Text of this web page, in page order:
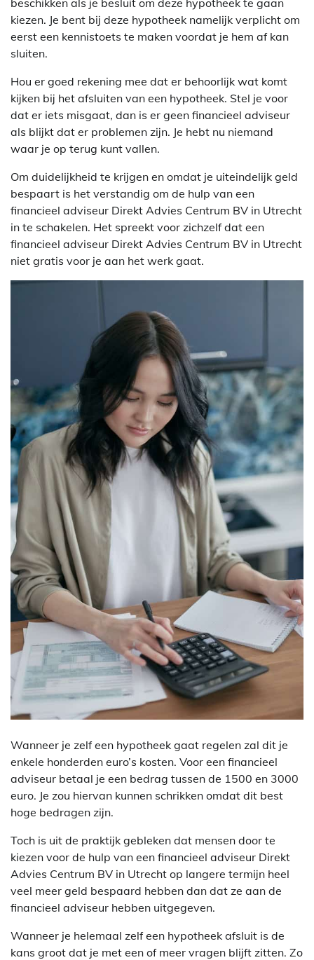
kiezen. Je bent bij deze hypotheek namelijk verplicht om
eerst een kennistoets te maken voordat je hem af kan
sluiten.
Hou er goed rekening mee dat er behoorlijk wat komt
kijken bij het afsluiten van een hypotheek. Stel je voor
dat er iets misgaat, dan is er geen financieel adviseur
als blijkt dat er problemen zijn. Je hebt nu niemand
waar je op terug kunt vallen.
Om duidelijkheid te krijgen en omdat je uiteindelijk geld
bespaart is het verstandig om de hulp van een
financieel adviseur Direkt Advies Centrum BV in Utrecht
in te schakelen. Het spreekt voor zichzelf dat een
financieel adviseur Direkt Advies Centrum BV in Utrecht
niet gratis voor je aan het werk gaat.
Wanneer je zelf een hypotheek gaat regelen zal dit je
enkele honderden euro’s kosten. Voor een financieel
adviseur betaal je een bedrag tussen de 1500 en 3000
euro. Je zou hiervan kunnen schrikken omdat dit best
hoge bedragen zijn.
Toch is uit de praktijk gebleken dat mensen door te
kiezen voor de hulp van een financieel adviseur Direkt
Advies Centrum BV in Utrecht op langere termijn heel
veel meer geld bespaard hebben dan dat ze aan de
financieel adviseur hebben uitgegeven.
Wanneer je helemaal zelf een hypotheek afsluit is de
kans groot dat je met een of meer vragen blijft zitten. Zo